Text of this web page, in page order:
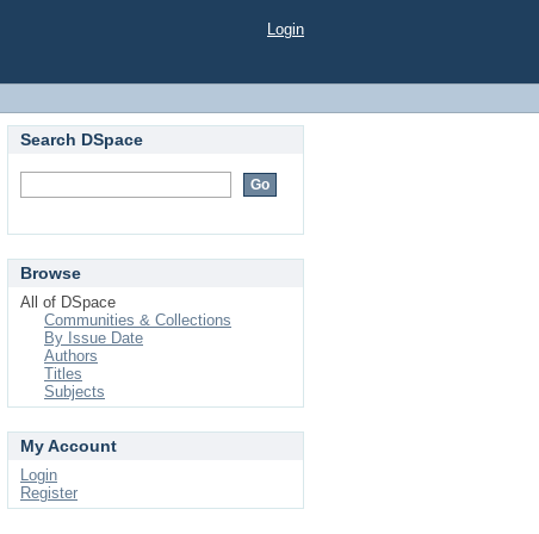
Login
Search DSpace
Browse
All of DSpace
Communities & Collections
By Issue Date
Authors
Titles
Subjects
My Account
Login
Register